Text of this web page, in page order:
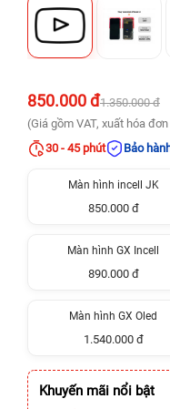
850.000 đ1.350.000 đ
(Giá gồm VAT, xuất hóa
30 - 45 phút
Bảo
Màn hình incell JK
850.000 đ
Màn hình GX Incell
890.000 đ
Màn hình GX Oled
1.540.000 đ
Khuyến mãi nổi bật